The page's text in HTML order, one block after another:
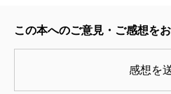
この本へのご意見・ご感想を
感想を